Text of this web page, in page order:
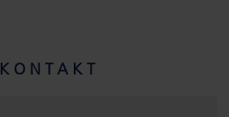
KONTAKT